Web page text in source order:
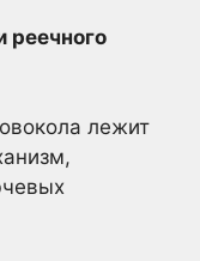
реечного
лежит